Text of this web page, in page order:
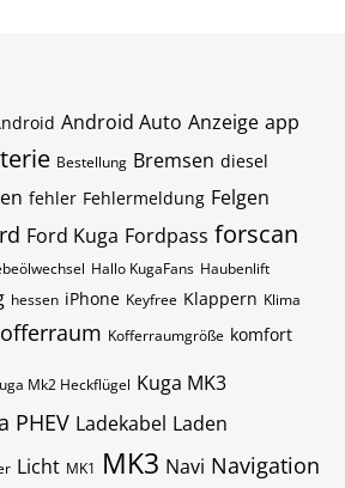
Android Auto Anzeige app
Bestellung Bremsen diesel
fehler Fehlermeldung Felgen
Ford Kuga Fordpass forscan
Hallo KugaFans Haubenlift
hessen iPhone Keyfree Klappern Klima
Kofferraumgröße komfort
Mk2 Heckflügel Kuga MK3
PHEV Ladekabel Laden
Licht MK1 MK3 Navi Navigation